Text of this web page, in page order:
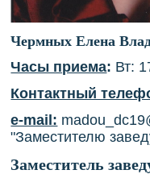
Чермных Елена
Часы приема: Вт:
Контактный
e-mail:
"Заместителю
Заместитель